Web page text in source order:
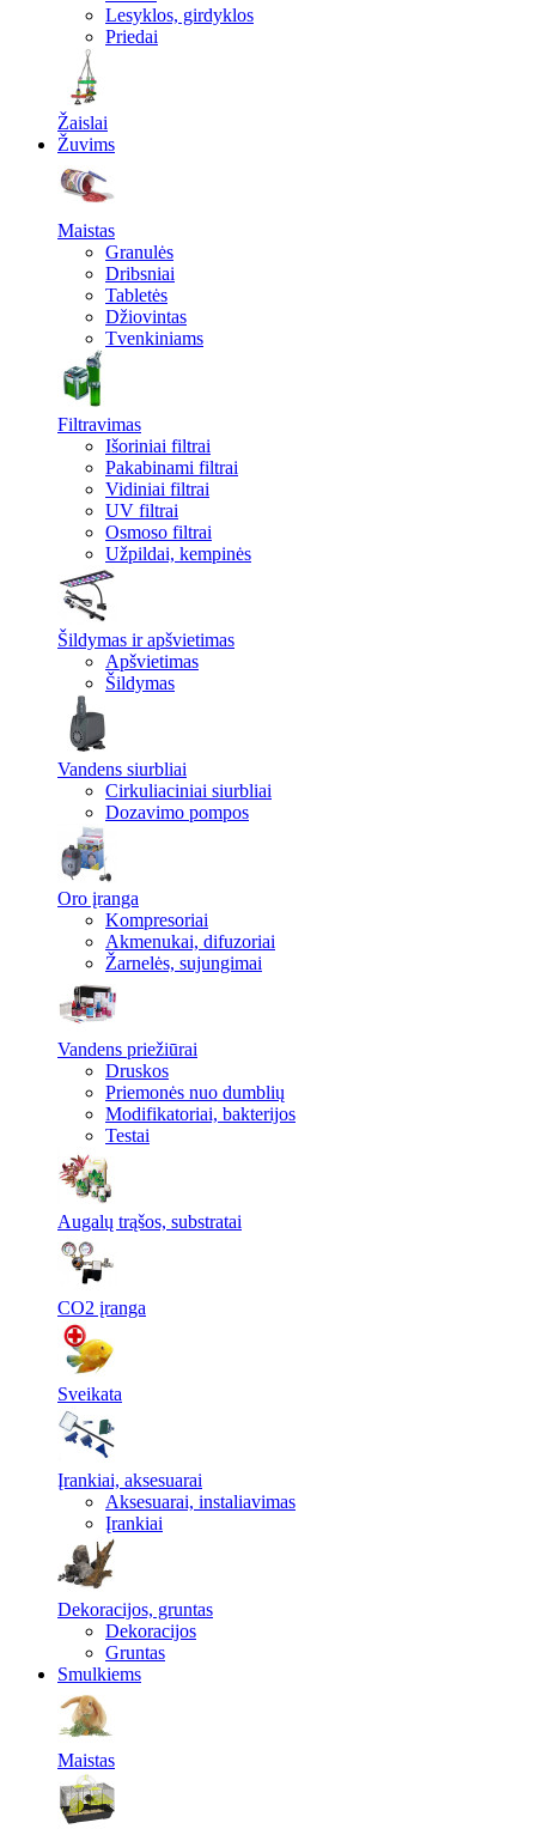
Lesyklos, girdyklos
Priedai
Žaislai
Žuvims
Maistas
Granulės
Dribsniai
Tabletės
Džiovintas
Tvenkiniams
Filtravimas
Išoriniai filtrai
Pakabinami filtrai
Vidiniai filtrai
UV filtrai
Osmoso filtrai
Užpildai, kempinės
Šildymas ir apšvietimas
Apšvietimas
Šildymas
Vandens siurbliai
Cirkuliaciniai siurbliai
Dozavimo pompos
Oro įranga
Kompresoriai
Akmenukai, difuzoriai
Žarnelės, sujungimai
Vandens priežiūrai
Druskos
Priemonės nuo dumblių
Modifikatoriai, bakterijos
Testai
Augalų trąšos, substratai
CO2 įranga
Sveikata
Įrankiai, aksesuarai
Aksesuarai, instaliavimas
Įrankiai
Dekoracijos, gruntas
Dekoracijos
Gruntas
Smulkiems
Maistas